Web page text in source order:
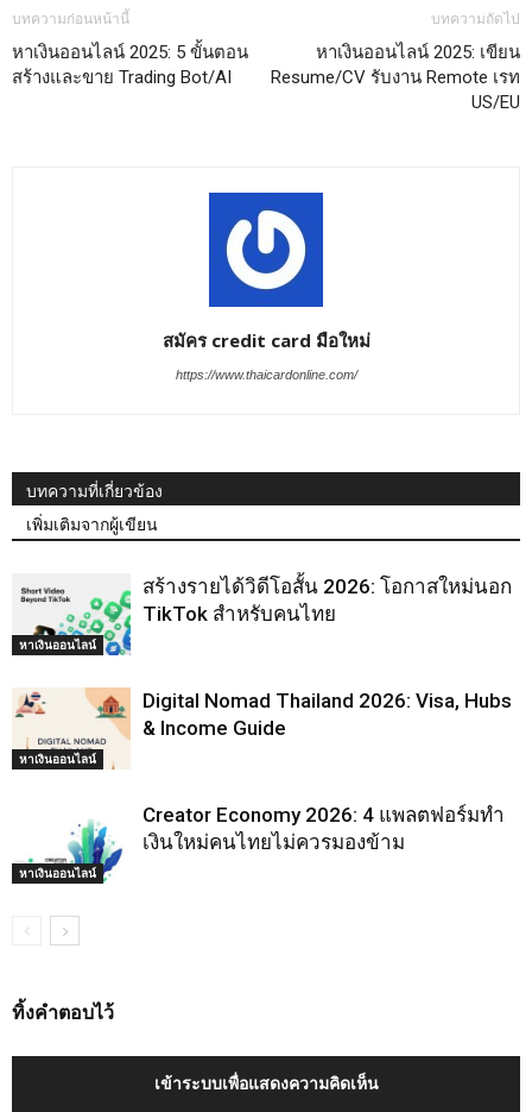
บทความก่อนหน้านี้
หาเงินออนไลน์ 2025: 5 ขั้นตอน
สร้างและขาย Trading Bot/AI
บทความถัดไป
หาเงินออนไลน์ 2025: เขียน
Resume/CV รับงาน Remote เรท
US/EU
สมัคร credit card มือใหม่
https://www.thaicardonline.com/
บทความที่เกี่ยวข้อง
เพิ่มเติมจากผู้เขียน
หาเงินออนไลน์
สร้างรายได้วิดีโอสั้น 2026: โอกาสใหม่นอก
TikTok สำหรับคนไทย
หาเงินออนไลน์
Digital Nomad Thailand 2026: Visa, Hubs
& Income Guide
หาเงินออนไลน์
Creator Economy 2026: 4 แพลตฟอร์มทำ
เงินใหม่คนไทยไม่ควรมองข้าม
ทิ้งคำตอบไว้
เข้าระบบเพื่อแสดงความคิดเห็น